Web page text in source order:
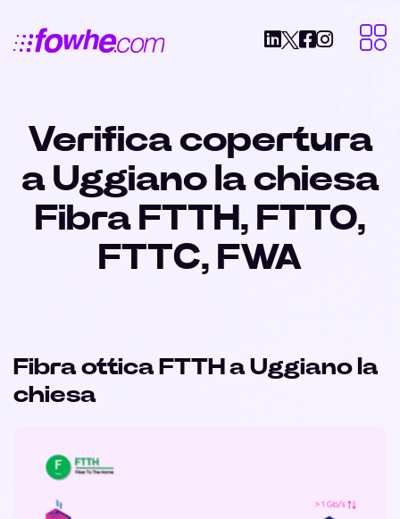
Verifica copertura
a Uggiano la chiesa
Fibra FTTH, FTTO,
FTTC, FWA
Fibra ottica FTTH a Uggiano la
chiesa